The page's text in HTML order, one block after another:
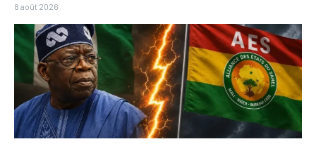
8 août 2026